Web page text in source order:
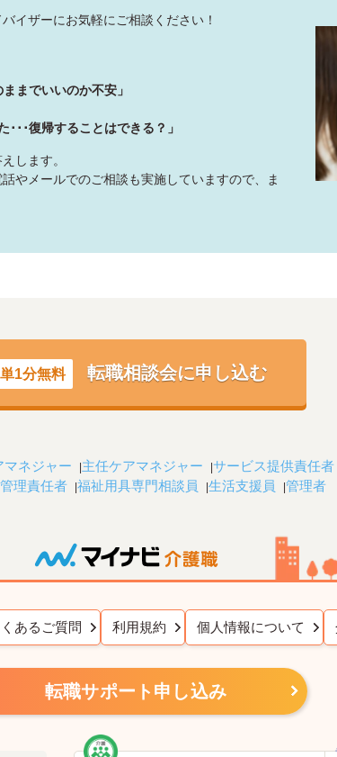
イザーにお気軽にご相談ください！
までいいのか不安」
･･復帰することはできる？」
します。
やメールでのご相談も実施していますので、ま
1分無料 転職相談会に申し込む
マネジャー 主任ケアマネジャー サービス提供責任者
理責任者
福祉用具専門相談員 生活支援員 管理者
あるご質問 利用規約 個人情報について
転職サポート申し込み